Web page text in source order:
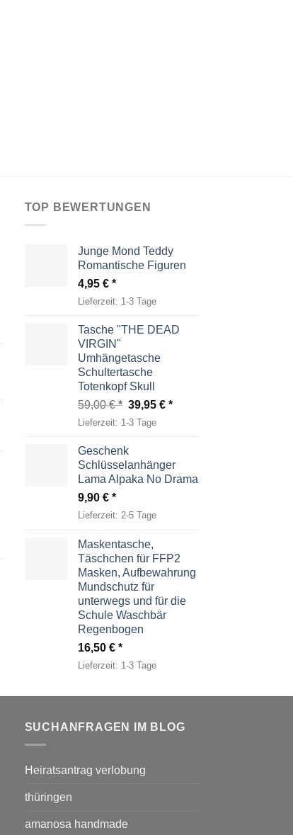
TOP BEWERTUNGEN
Junge Mond Teddy
Romantische Figuren
4,95 €
Lieferzeit: 1-3 Tage
Tasche "THE DEAD
VIRGIN"
Umhängetasche
Schultertasche
Totenkopf Skull
59,00€
Ursprünglicher
Preis
59,00 €
39,95€ Aktueller
Lieferzeit: 1-3 Tage
Geschenk
Schlüsselanhänger
Lama Alpaka No Drama
9,90 €
Lieferzeit: 2-5 Tage
Maskentasche,
Täschchen für FFP2
Masken, Aufbewahrung
Mundschutz für
unterwegs und für die
Schule Waschbär
Regenbogen
16,50 €
Lieferzeit: 1-3 Tage
SUCHANFRAGEN IM BLOG
Heiratsantrag verlobung
thüringen
amanosa handmade